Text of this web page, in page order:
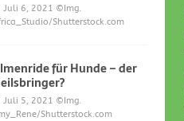
DAS
Juli 6, 2021 ©Img.
Shutterstock.com
für Hunde – der
Juli 5, 2021 ©Img.
Shutterstock.com